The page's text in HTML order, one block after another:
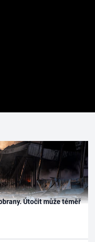
Útočit může téměř